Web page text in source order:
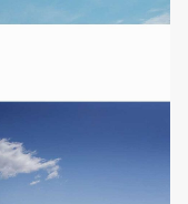
無料ダウンロード